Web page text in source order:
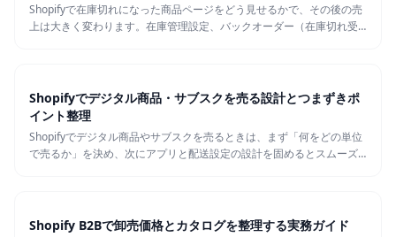
Shopifyで在庫切れになった商品ページをどう見せるかで、その後の売
上は大きく変わります。在庫管理設定、バックオーダー（在庫切れ受
Shopifyでデジタル商品・サブスクを売る設計とつまずきポ
イント整理
Shopifyでデジタル商品やサブスクを売るときは、まず「何をどの単位
で売るか」を決め、次にアプリと配送設定の設計を固めるとスムーズ
Shopify B2Bで卸売価格とカタログを整理する実務ガイド